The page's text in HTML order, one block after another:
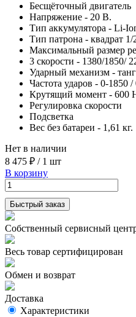
Бесщёточный двигатель
Напряжение - 20 В.
Тип аккумулятора - Li-
Тип патрона - квадрат 1/
Максимальный размер
3 скорости - 1380/1850/
Ударный механизм -
Частота ударов - 0-1850
Крутящий момент - 600
Регулировка скорости
Подсветка
Вес без батареи - 1,61 кг.
Нет в наличии
8 475 ₽ / 1 шт
В корзину
Быстрый заказ
Собственный сервисный
Весь товар сертифицирован
Обмен и возврат
Доставка
Характеристики